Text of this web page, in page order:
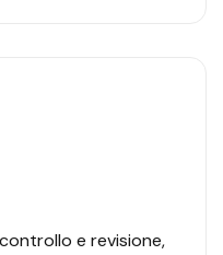
e revisione,